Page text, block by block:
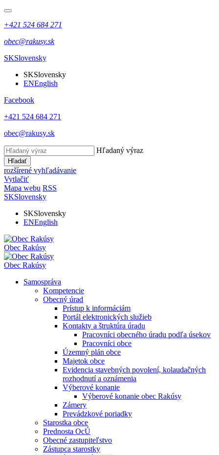
+421 524 684 271
obec@rakusy.sk
SKSlovensky
SKSlovensky
ENEnglish
Facebook
+421 524 684 271
obec@rakusy.sk
Hľadaný výraz
Hľadať
rozšírené vyhľadávanie
Vytlačiť
Mapa webu RSS
SKSlovensky
SKSlovensky
ENEnglish
Obec Rakúsy
Obec Rakúsy
Samospráva
Kompetencie
Obecný úrad
Prístup k informáciám
Portál elektronických služieb
Kontakty a štruktúra úradu
Pracovníci obecného úradu podľa úsekov
Pracovníci obce
Územný plán obce
Majetok obce
Evidencia stavebných povolení, kolaudačných
rozhodnutí a oznámenia
Výberové konanie
Výberové konanie obec Rakúsy
Zámery
Prevádzkové poriadky
Starostka obce
Prednosta OcÚ
Obecné zastupiteľstvo
Zástupca starostky